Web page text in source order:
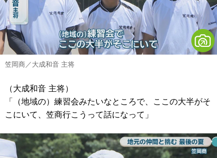
笠岡商／大成和音 主将
（大成和音 主将）
「（地域の）練習会みたいなところで、ここの大半がそ
こにいて、笠商行こうって話になって」